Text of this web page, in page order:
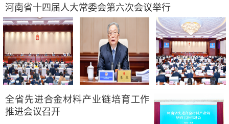
河南省十四届人大常委会第六次会议举行
全省先进合金材料产业链培育工作
推进会议召开